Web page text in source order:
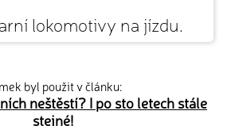
lokomotivy na jízdu.
byl použit v článku:
neštěstí? I po sto letech stále
stejné!